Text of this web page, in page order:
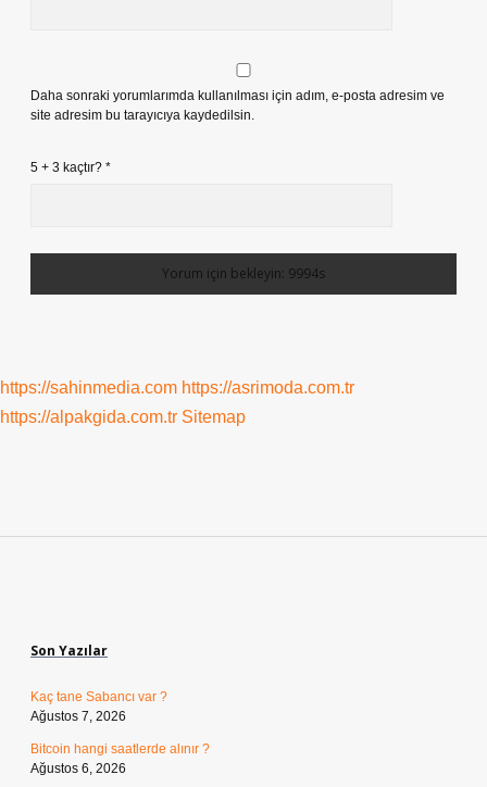
Daha sonraki yorumlarımda kullanılması için adım, e-posta adresim ve
site adresim bu tarayıcıya kaydedilsin.
5 + 3 kaçtır? *
https://sahinmedia.com https://asrimoda.com.tr
https://alpakgida.com.tr Sitemap
Son Yazılar
Kaç tane Sabancı var ?
Ağustos 7, 2026
Bitcoin hangi saatlerde alınır ?
Ağustos 6, 2026